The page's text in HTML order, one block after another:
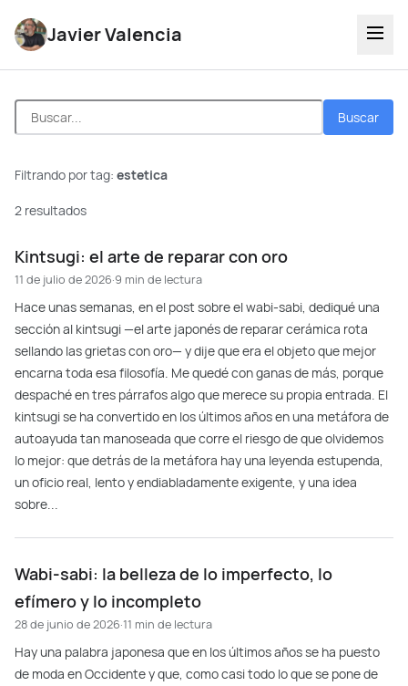
Javier Valencia
Buscar
Filtrando por tag: estetica
2 resultados
Kintsugi: el arte de reparar con oro
11 de julio de 2026·9 min de lectura
Hace unas semanas, en el post sobre el wabi-sabi, dediqué una
sección al kintsugi —el arte japonés de reparar cerámica rota
sellando las grietas con oro— y dije que era el objeto que mejor
encarna toda esa filosofía. Me quedé con ganas de más, porque
despaché en tres párrafos algo que merece su propia entrada. El
kintsugi se ha convertido en los últimos años en una metáfora de
autoayuda tan manoseada que corre el riesgo de que olvidemos
lo mejor: que detrás de la metáfora hay una leyenda estupenda,
un oficio real, lento y endiabladamente exigente, y una idea
sobre...
Wabi-sabi: la belleza de lo imperfecto, lo
efímero y lo incompleto
28 de junio de 2026·11 min de lectura
Hay una palabra japonesa que en los últimos años se ha puesto
de moda en Occidente y que, como casi todo lo que se pone de